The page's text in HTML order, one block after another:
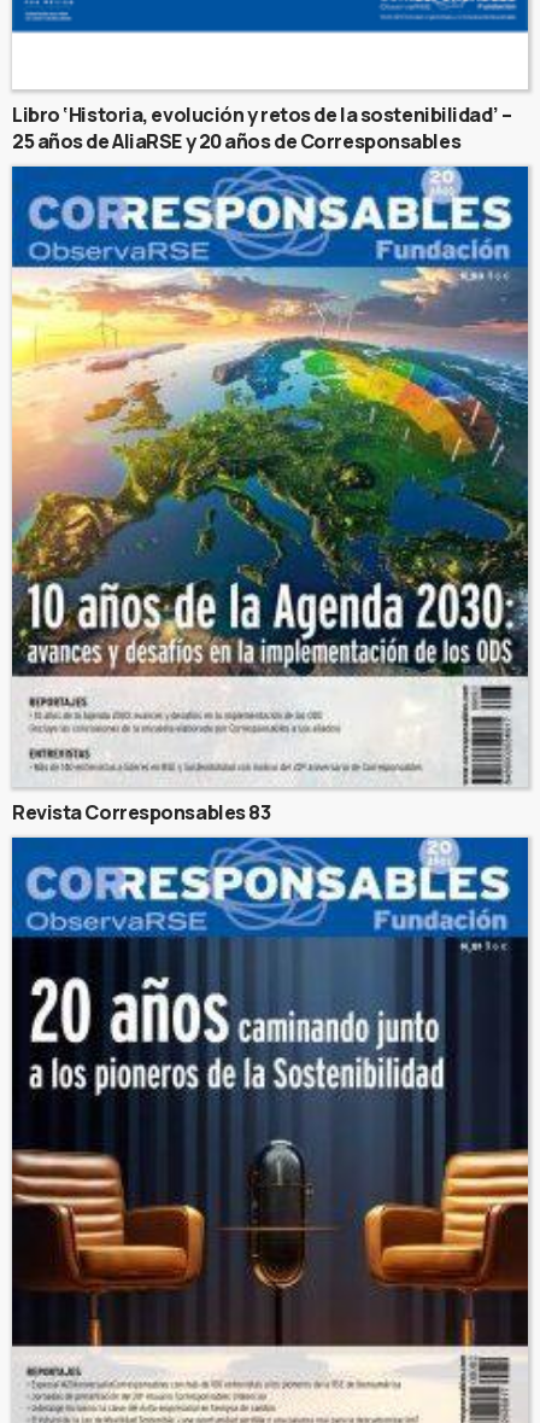
Libro ‘Historia, evolución y retos de la sostenibilidad’ –
25 años de AliaRSE y 20 años de Corresponsables
Revista Corresponsables 83